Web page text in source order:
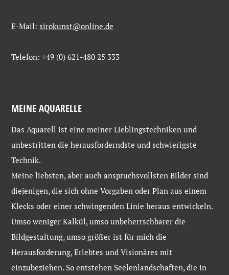
E-Mail:sirokunst@online.de
Telefon: +49 (0) 621-480 25 333
MEINE AQUARELLE
Das Aquarell ist eine meiner Lieblingstechniken und
unbestritten die herausforderndste und schwierigste
Technik.
Meine liebsten, aber auch anspruchsvollsten Bilder sind
diejenigen, die sich ohne Vorgaben oder Plan aus einem
Klecks oder einer schwingenden Linie heraus entwickeln.
Umso weniger Kalkül, umso unbeherrschbarer die
Bildgestaltung, umso größer ist für mich die
Herausforderung, Erlebtes und Visionäres mit
einzubeziehen. So entstehen Seelenlandschaften, die in